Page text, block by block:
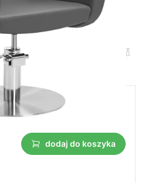
Sewilla szary
274,99 €
dodaj do koszyka